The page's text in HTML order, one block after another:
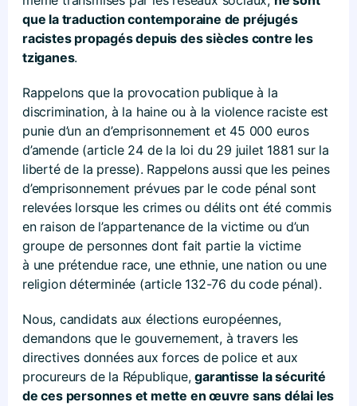
que la traduction contemporaine de préjugés
racistes propagés depuis des siècles contre les
tziganes.
Rappelons que la provocation publique à la
discrimination, à la haine ou à la violence raciste est
punie d’un an d’emprisonnement et 45 000 euros
d’amende (article 24 de la loi du 29 juilet 1881 sur la
liberté de la presse). Rappelons aussi que les peines
d’emprisonnement prévues par le code pénal sont
relevées lorsque les crimes ou délits ont été commis
en raison de l’appartenance de la victime ou d’un
groupe de personnes dont fait partie la victime
à une prétendue race, une ethnie, une nation ou une
religion déterminée (article 132-76 du code pénal).
Nous, candidats aux élections européennes,
demandons que le gouvernement, à travers les
directives données aux forces de police et aux
procureurs de la République,garantisse la sécurité
de ces personnes et mette en œuvre sans délai les